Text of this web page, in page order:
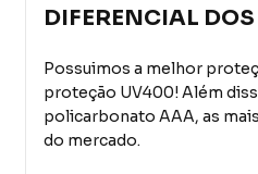
DIFERENCIAL
Possuimos a melhor
proteção UV400! Além
policarbonato AAA, as
do mercado.